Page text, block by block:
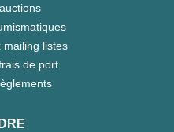
mailing listes
de port